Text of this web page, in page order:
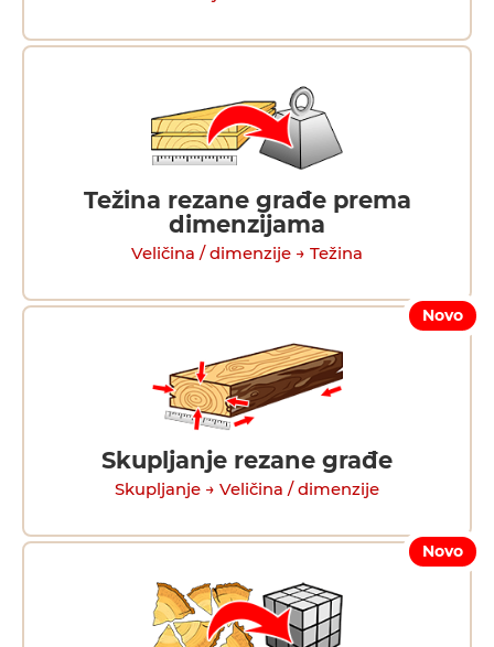
Težina rezane građe prema
dimenzijama
Veličina / dimenzije → Težina
Novo
Skupljanje rezane građe
Skupljanje → Veličina / dimenzije
Novo